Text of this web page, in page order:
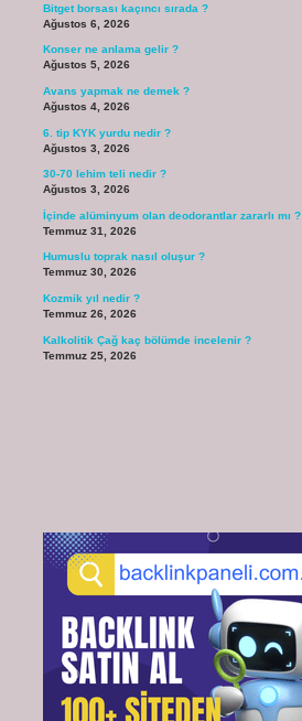
Bitget borsası kaçıncı sırada ?
Ağustos 6, 2026
Konser ne anlama gelir ?
Ağustos 5, 2026
Avans yapmak ne demek ?
Ağustos 4, 2026
6. tip KYK yurdu nedir ?
Ağustos 3, 2026
30-70 lehim teli nedir ?
Ağustos 3, 2026
İçinde alüminyum olan deodorantlar zararlı mı ?
Temmuz 31, 2026
Humuslu toprak nasıl oluşur ?
Temmuz 30, 2026
Kozmik yıl nedir ?
Temmuz 26, 2026
Kalkolitik Çağ kaç bölümde incelenir ?
Temmuz 25, 2026